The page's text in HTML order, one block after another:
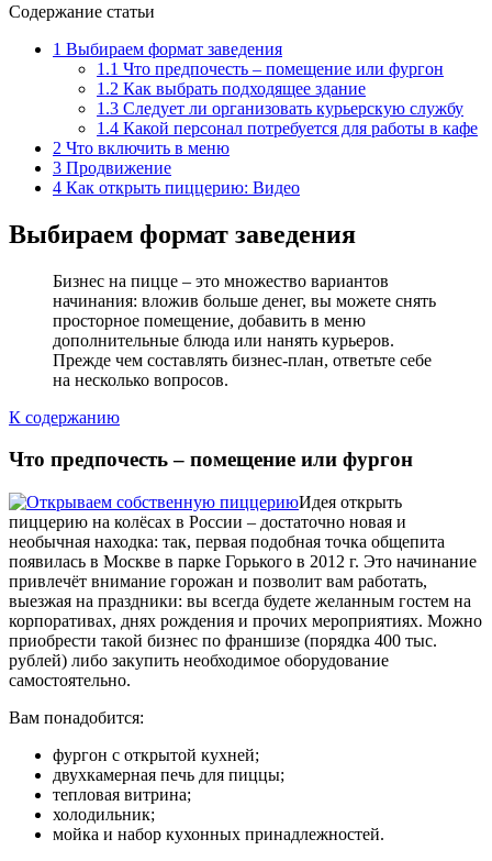
Содержание статьи
1 Выбираем формат заведения
1.1 Что предпочесть – помещение или фургон
1.2 Как выбрать подходящее здание
1.3 Следует ли организовать курьерскую службу
1.4 Какой персонал потребуется для работы в кафе
2 Что включить в меню
3 Продвижение
4 Как открыть пиццерию: Видео
Выбираем формат заведения
Бизнес на пицце – это множество вариантов
начинания: вложив больше денег, вы можете снять
просторное помещение, добавить в меню
дополнительные блюда или нанять курьеров.
Прежде чем составлять бизнес-план, ответьте себе
на несколько вопросов.
К содержанию
Что предпочесть – помещение или фургон
Идея открыть
пиццерию на колёсах в России – достаточно новая и
необычная находка: так, первая подобная точка общепита
появилась в Москве в парке Горького в 2012 г. Это начинание
привлечёт внимание горожан и позволит вам работать,
выезжая на праздники: вы всегда будете желанным гостем на
корпоративах, днях рождения и прочих мероприятиях. Можно
приобрести такой бизнес по франшизе (порядка 400 тыс.
рублей) либо закупить необходимое оборудование
самостоятельно.
Вам понадобится:
фургон с открытой кухней;
двухкамерная печь для пиццы;
тепловая витрина;
холодильник;
мойка и набор кухонных принадлежностей.